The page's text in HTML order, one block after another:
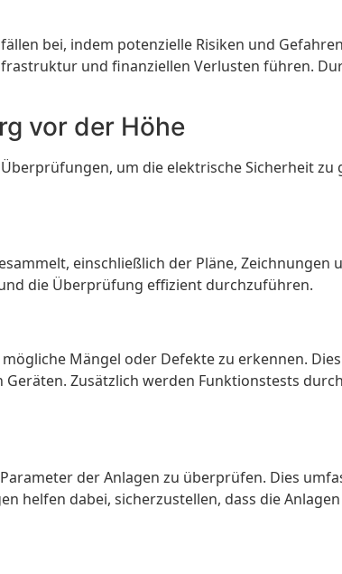
bei, indem potenzielle Risiken und
und finanziellen Verlusten führen.
vor der Höhe
um die elektrische Sicherheit zu
einschließlich der Pläne, Zeichnungen
die Überprüfung effizient durchzuführen.
Mängel oder Defekte zu erkennen.
Zusätzlich werden Funktionstests
der Anlagen zu überprüfen. Dies
helfen dabei, sicherzustellen, dass die